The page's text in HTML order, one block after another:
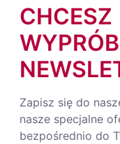
CHCESZ
Zapisz się do
nasze specjalne
bezpośrednio do